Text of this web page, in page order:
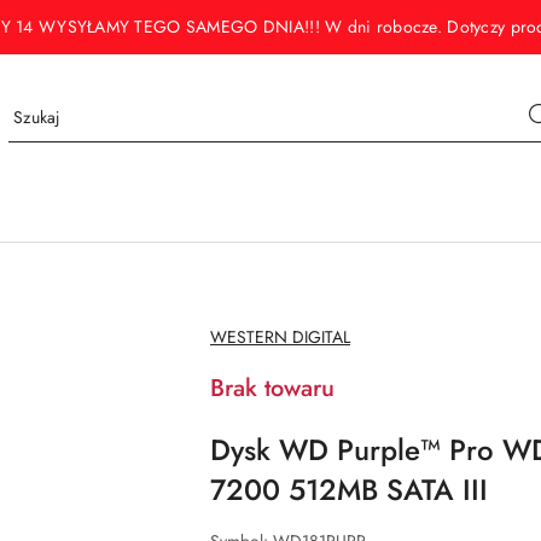
14 WYSYŁAMY TEGO SAMEGO DNIA!!! W dni robocze. Dotyczy
NAZWA
PRODUCENTA:
WESTERN DIGITAL
Brak towaru
Dysk WD Purple™ Pro
7200 512MB SATA III